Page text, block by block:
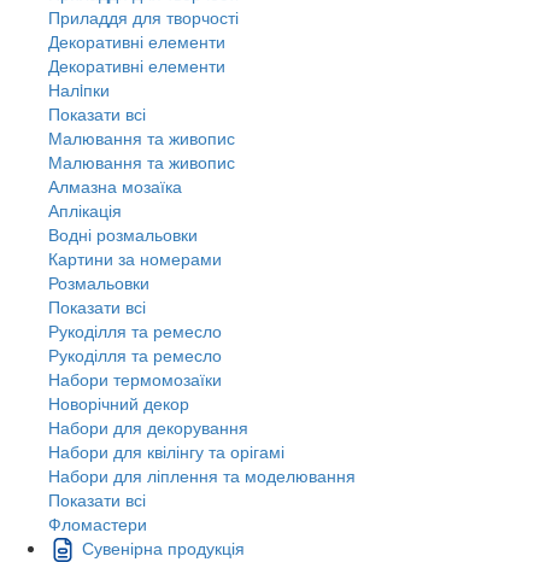
Приладдя для творчості
Декоративні елементи
Декоративні елементи
Налiпки
Показати всі
Малювання та живопис
Малювання та живопис
Алмазна мозаїка
Аплікація
Водні розмальовки
Картини за номерами
Розмальовки
Показати всі
Рукоділля та ремесло
Рукоділля та ремесло
Набори термомозаїки
Новорічний декор
Набори для декорування
Набори для квілінгу та орігамі
Набори для ліплення та моделювання
Показати всі
Фломастери
Сувенірна продукція